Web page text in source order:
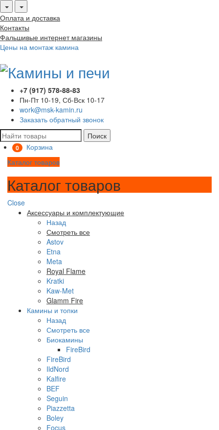
Оплата и доставка
Контакты
Фальшивые интернет магазины
Цены на монтаж камина
+7 (917) 578-88-83
Пн-Пт 10-19, Сб-Вск 10-17
work@msk-kamin.ru
Заказать обратный звонок
Поиск
0
Корзина
Каталог товаров
Каталог товаров
Close
Аксессуары и комплектующие
Назад
Смотреть все
Astov
Etna
Meta
Royal Flame
Kratki
Kaw-Met
Glamm Fire
Камины и топки
Назад
Смотреть все
Биокамины
FireBird
FireBird
IldNord
Kalfire
BEF
Seguin
Piazzetta
Boley
Focus